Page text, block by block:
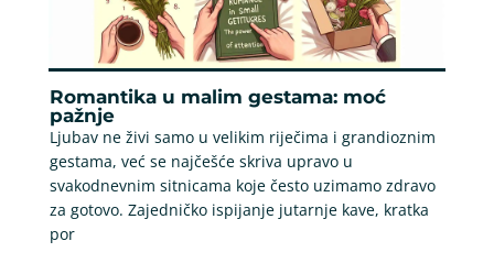
Romantika u malim gestama: moć
pažnje
Ljubav ne živi samo u velikim riječima i grandioznim
gestama, već se najčešće skriva upravo u
svakodnevnim sitnicama koje često uzimamo zdravo
za gotovo. Zajedničko ispijanje jutarnje kave, kratka
por